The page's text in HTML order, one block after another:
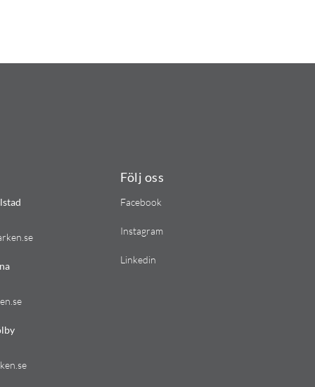
Följ oss
Facebook
Instagram
Linkedin